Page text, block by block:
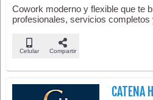
Cowork moderno y flexible que te
profesionales, servicios completos
Celular Compartir
CATENA